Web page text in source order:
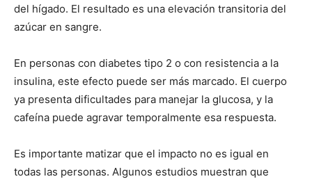
del hígado. El resultado es una elevación transitoria del
azúcar en sangre.
En personas con diabetes tipo 2 o con resistencia a la
insulina, este efecto puede ser más marcado. El cuerpo
ya presenta dificultades para manejar la glucosa, y la
cafeína puede agravar temporalmente esa respuesta.
Es importante matizar que el impacto no es igual en
todas las personas. Algunos estudios muestran que